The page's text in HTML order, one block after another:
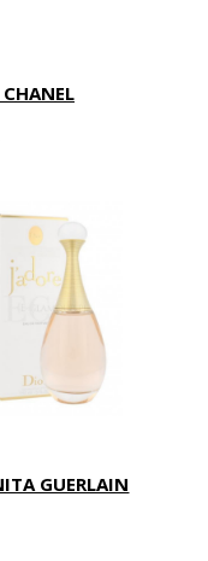
GUERLAIN